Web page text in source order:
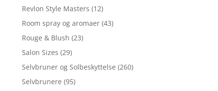
Revlon Style Masters (12)
Room spray og aromaer (43)
Rouge & Blush (23)
Salon Sizes (29)
Selvbruner og Solbeskyttelse (260)
Selvbrunere (95)